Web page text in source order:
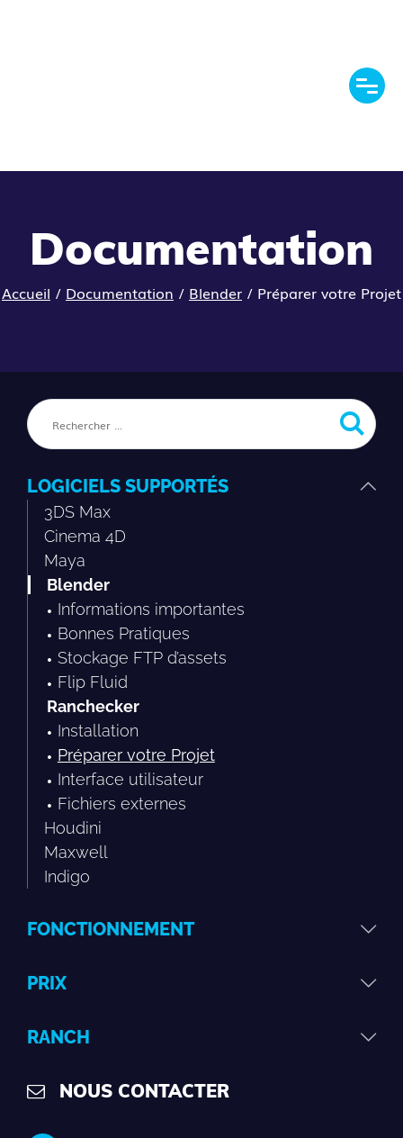
Documentation
Accueil / Documentation / Blender / Préparer votre Projet
LOGICIELS SUPPORTÉS
3DS Max
Cinema 4D
Maya
Blender
Informations importantes
Bonnes Pratiques
Stockage FTP d’assets
Flip Fluid
Ranchecker
Installation
Préparer votre Projet
Interface utilisateur
Fichiers externes
Houdini
Maxwell
Indigo
FONCTIONNEMENT
PRIX
RANCH
NOUS CONTACTER